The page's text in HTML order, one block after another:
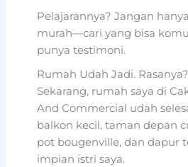
Pelajarannya? Jangan
murah—cari yang bisa
punya testimoni.
Rumah Udah Jadi. Rasanya?
Sekarang, rumah saya di
And Commercial udah
balkon kecil, taman depan
pot bougenville, dan dapur
impian istri saya.